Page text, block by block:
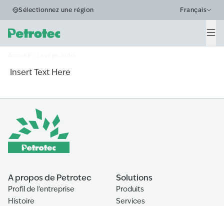
Sélectionnez une région Français
Business Segments
Lavage auto
Insert Text Here
A propos de Petrotec
Profil de l'entreprise
Histoire
Solutions
Produits
Services